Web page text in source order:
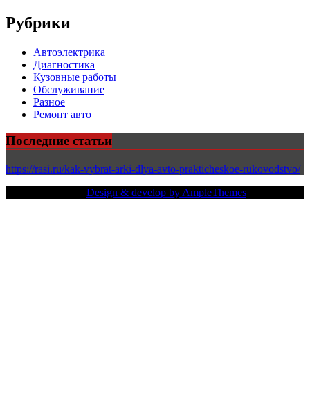
Рубрики
Автоэлектрика
Диагностика
Кузовные работы
Обслуживание
Разное
Ремонт авто
Последние статьи
https://rasi.ru/kak-vybrat-arki-dlya-avto-prakticheskoe-rukovodstvo/
Design & develop by AmpleThemes